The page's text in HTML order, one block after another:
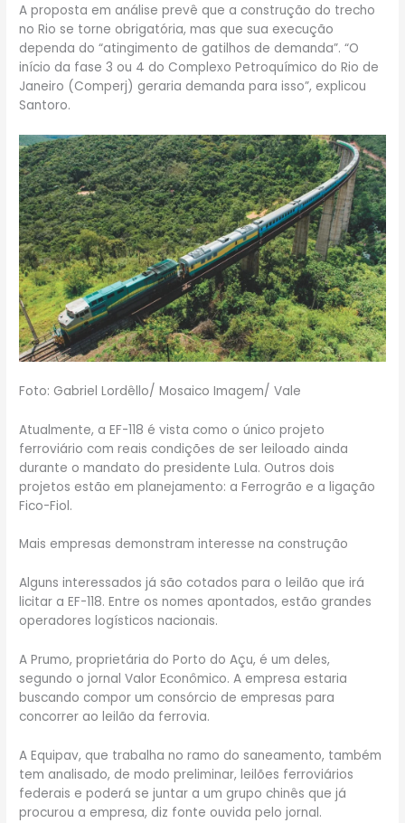
A proposta em análise prevê que a construção do trecho
no Rio se torne obrigatória, mas que sua execução
dependa do “atingimento de gatilhos de demanda”. “O
início da fase 3 ou 4 do Complexo Petroquímico do Rio de
Janeiro (Comperj) geraria demanda para isso”, explicou
Santoro.
Foto: Gabriel Lordêllo/ Mosaico Imagem/ Vale
Atualmente, a EF-118 é vista como o único projeto
ferroviário com reais condições de ser leiloado ainda
durante o mandato do presidente Lula. Outros dois
projetos estão em planejamento: a Ferrogrão e a ligação
Fico-Fiol.
Mais empresas demonstram interesse na construção
Alguns interessados já são cotados para o leilão que irá
licitar a EF-118. Entre os nomes apontados, estão grandes
operadores logísticos nacionais.
A Prumo, proprietária do Porto do Açu, é um deles,
segundo o jornal Valor Econômico. A empresa estaria
buscando compor um consórcio de empresas para
concorrer ao leilão da ferrovia.
A Equipav, que trabalha no ramo do saneamento, também
tem analisado, de modo preliminar, leilões ferroviários
federais e poderá se juntar a um grupo chinês que já
procurou a empresa, diz fonte ouvida pelo jornal.